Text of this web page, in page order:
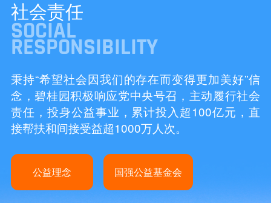
社会责任
SOCIAL
RESPONSIBILITY
秉持“希望社会因我们的存在而变得更加美好”信
念，碧桂园积极响应党中央号召，主动履行社会
责任，投身公益事业，累计投入超100亿元，直
接帮扶和间接受益超1000万人次。
公益理念 国强公益基金会